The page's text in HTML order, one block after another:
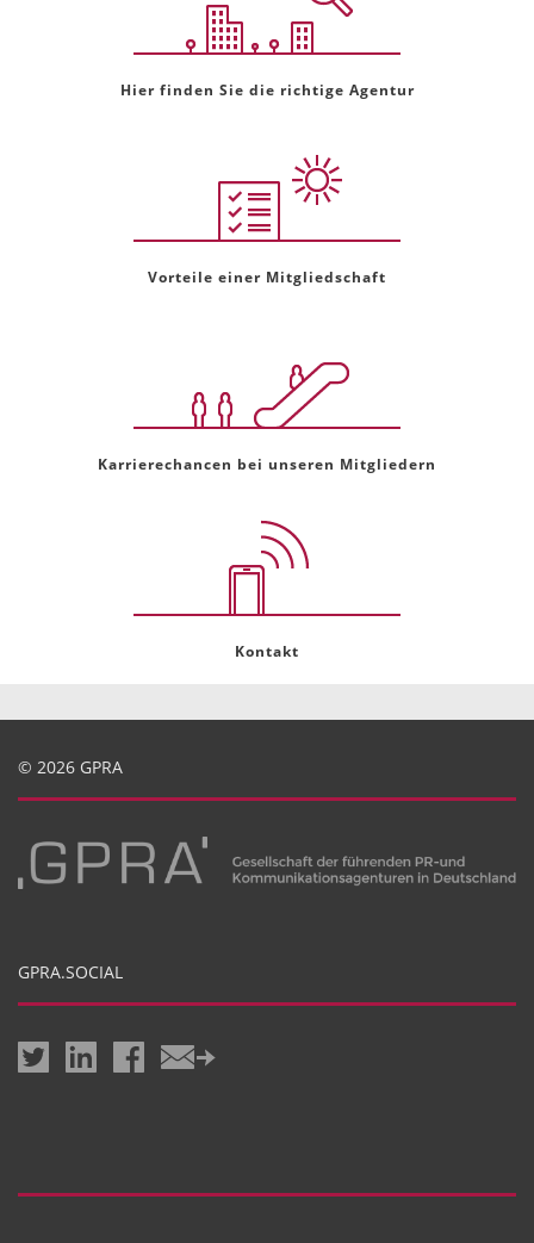
Hier finden Sie die richtige Agentur
Vorteile einer Mitgliedschaft
Karrierechancen bei unseren Mitgliedern
Kontakt
© 2026 GPRA
GPRA.SOCIAL